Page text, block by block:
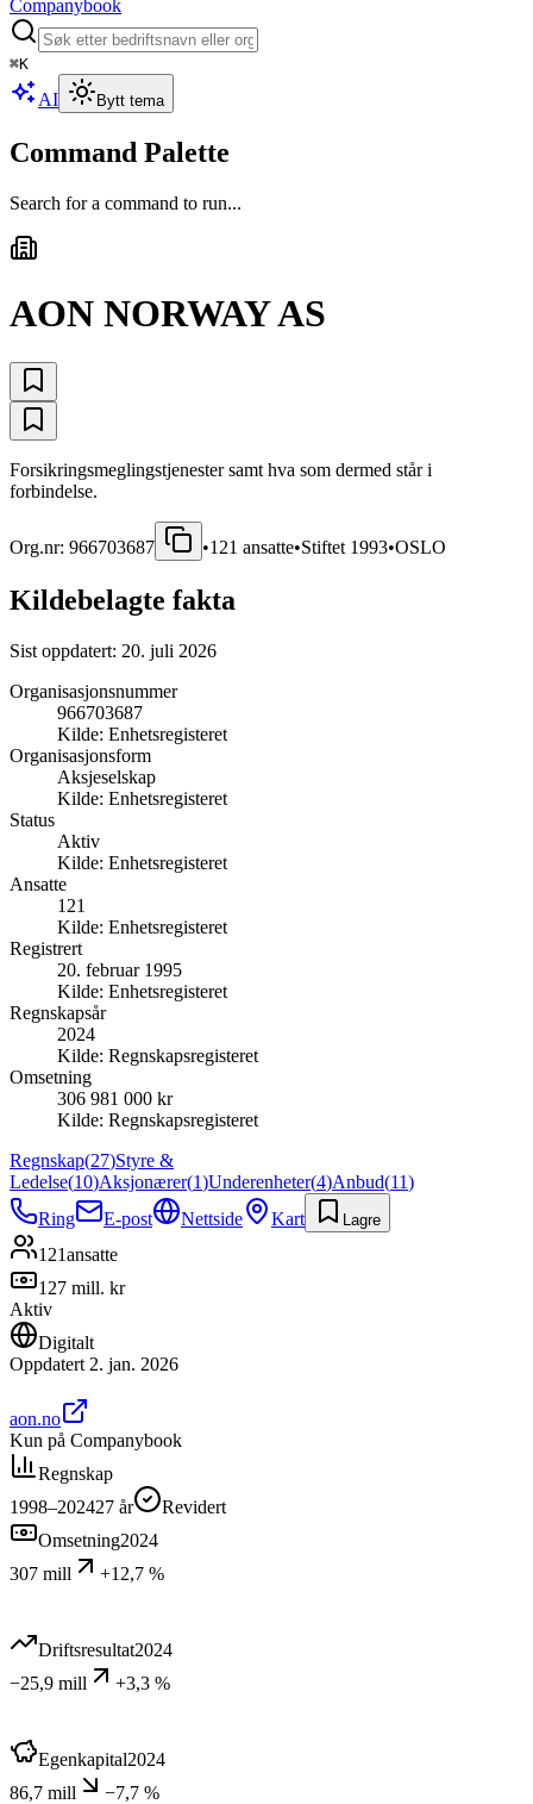
Companybook
⌘K
AI Bytt tema
Command Palette
Search for a command to run...
AON NORWAY AS
Forsikringsmeglingstjenester samt hva som dermed står i
forbindelse.
Org.nr: 966703687 •121 ansatte•Stiftet 1993•OSLO
Kildebelagte fakta
Sist oppdatert: 20. juli 2026
Organisasjonsnummer
966703687
Kilde: Enhetsregisteret
Organisasjonsform
Aksjeselskap
Kilde: Enhetsregisteret
Status
Aktiv
Kilde: Enhetsregisteret
Ansatte
121
Kilde: Enhetsregisteret
Registrert
20. februar 1995
Kilde: Enhetsregisteret
Regnskapsår
2024
Kilde: Regnskapsregisteret
Omsetning
306 981 000 kr
Kilde: Regnskapsregisteret
Regnskap(27)Styre &
Ledelse(10)Aksjonærer(1)Underenheter(4)Anbud(11)
Ring
E-post Nettside Kart Lagre
121ansatte
127 mill. kr
Aktiv
Digitalt
Oppdatert 2. jan. 2026
aon.no
Kun på Companybook
Regnskap
1998–202427 år
Revidert
Omsetning2024
307 mill
+12,7 %
Driftsresultat2024
−25,9 mill
+3,3 %
Egenkapital2024
86,7 mill
−7,7 %